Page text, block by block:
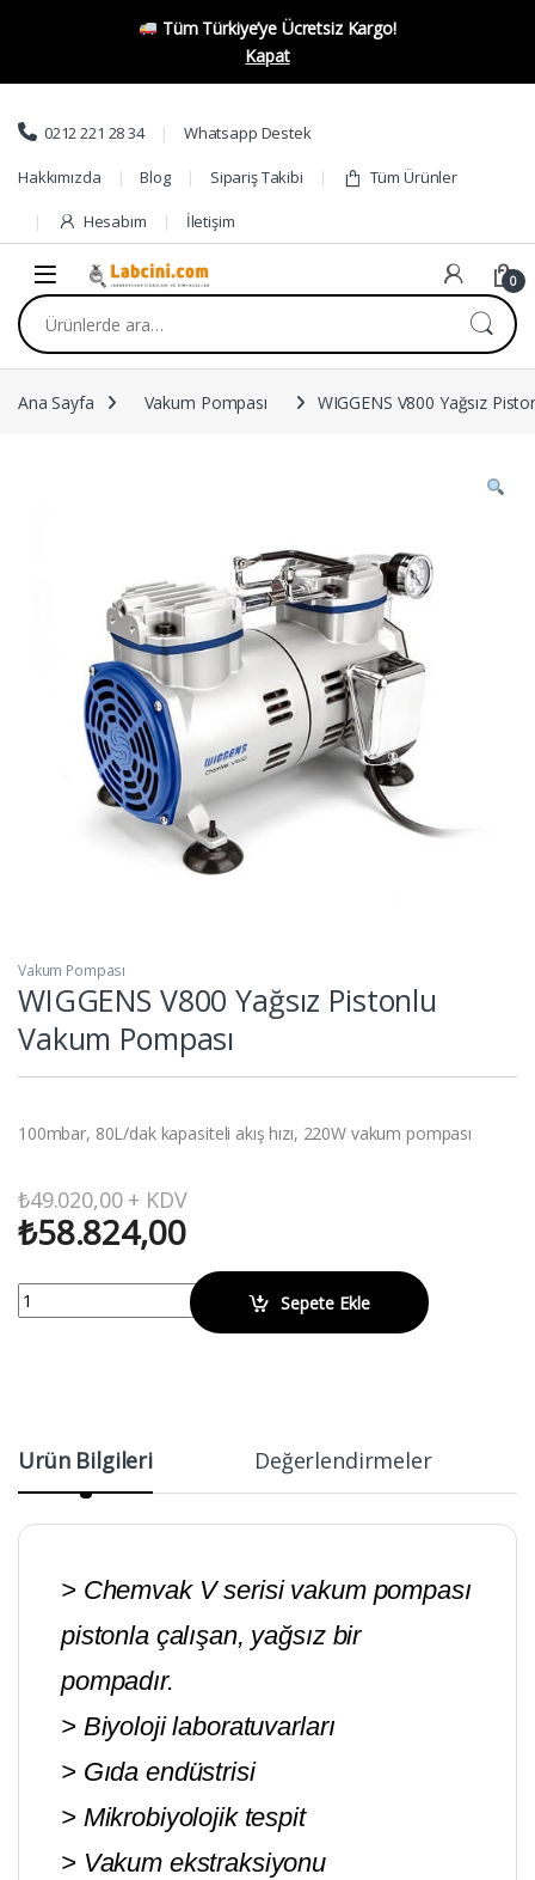
Tüm Türkiye’ye Ücretsiz Kargo!
Kapat
Skip to navigation
Skip to content
0212 221 28 34 Whatsapp Destek
Hakkımızda Blog Sipariş Takibi Tüm Ürünler
Hesabım İletişim
0
Ara:
Ana Sayfa Vakum Pompası WIGGENS V800 Yağsız
Vakum Pompası
WIGGENS V800 Yağsız Pistonlu
Vakum Pompası
100mbar, 80L/dak kapasiteli akış hızı, 220W vakum pompası
₺49.020,00+ KDV
₺58.824,00
WIGGENS V800 Yağsız Pistonlu Vakum Pompası quantity
Sepete Ekle
Ürün Bilgileri Değerlendirmeler
> Chemvak V serisi vakum pompası
pistonla çalışan, yağsız bir
pompadır.
> Biyoloji laboratuvarları
> Gıda endüstrisi
> Mikrobiyolojik tespit
> Vakum ekstraksiyonu